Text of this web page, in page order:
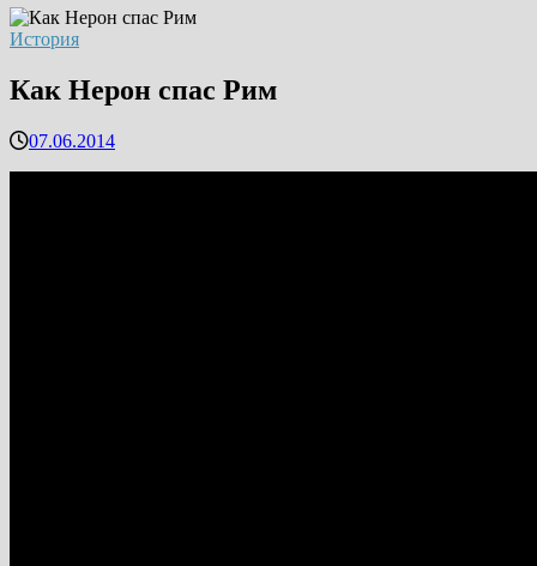
История
Как Нерон спас Рим
07.06.2014